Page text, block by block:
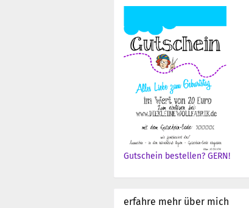
Gutschein bestellen? GERN!
erfahre mehr über mich